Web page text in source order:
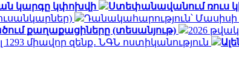
կարգը կփոխվի
Ստեփանավանում ռուս
Դանակահարություն՝
քաղաքացիները (տեսանյութ)
2026
1293 միավոր զենք․ ՆԳՆ ոստիկանություն